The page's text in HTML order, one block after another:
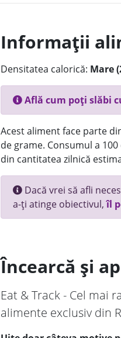
Informații
Densitatea calorică: Mare
Află cum poți slăbi
Acest aliment face parte
de grame. Consumul a
din cantitatea zilnică
Dacă vrei să afli
a-ți atinge obiectivul,îl
Încearcă și
Eat & Track - Cel mai
alimente exclusiv din